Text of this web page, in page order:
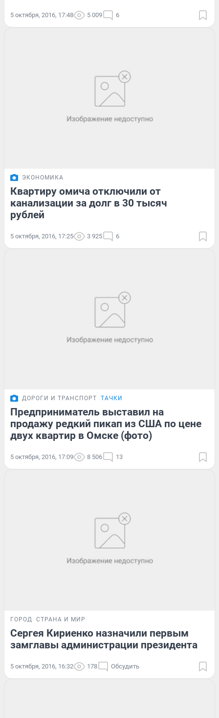
5 октября, 2016, 17:48 5 009 6
ЭКОНОМИКА
Квартиру омича отключили от
канализации за долг в 30 тысяч
рублей
5 октября, 2016, 17:25 3 925 6
ДОРОГИ И ТРАНСПОРТ ТАЧКИ
Предприниматель выставил на
продажу редкий пикап из США по цене
двух квартир в Омске (фото)
5 октября, 2016, 17:09 8 506 13
ГОРОД СТРАНА И МИР
Сергея Кириенко назначили первым
замглавы администрации президента
5 октября, 2016, 16:32 178 Обсудить